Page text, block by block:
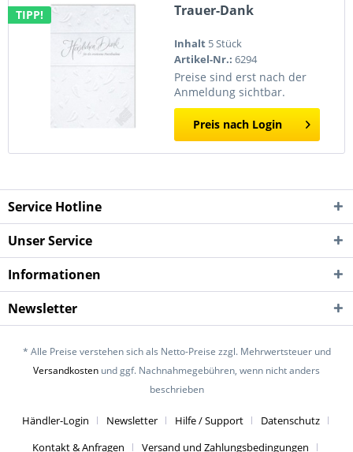
TIPP! Trauer-Dank
Inhalt 5 Stück
Artikel-Nr.: 6294
Preise sind erst nach der
Anmeldung sichtbar.
Preis nach Login
Service Hotline
Unser Service
Informationen
Newsletter
* Alle Preise verstehen sich als Netto-Preise zzgl. Mehrwertsteuer und
Versandkosten und ggf. Nachnahmegebühren, wenn nicht anders
beschrieben
Händler-Login Newsletter Hilfe / Support
Datenschutz
Kontakt & Anfragen
Versand und Zahlungsbedingungen